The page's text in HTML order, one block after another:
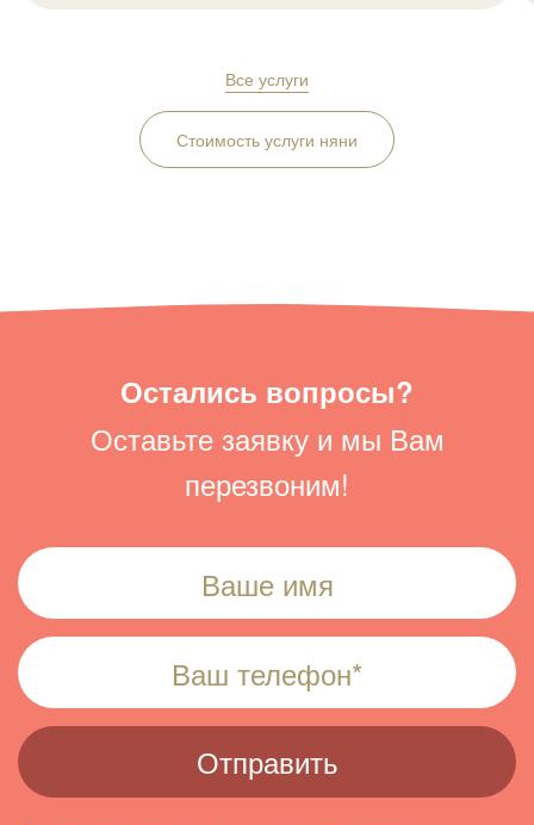
Все услуги
Стоимость услуги няни
Остались вопросы?
Оставьте заявку и мы Вам
перезвоним!